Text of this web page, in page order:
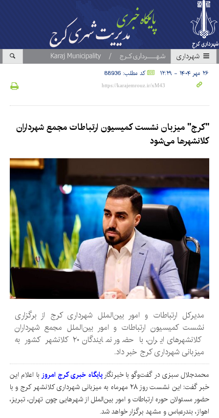
شهرداری
۲۶ مهر ۱۴۰۴ - ۱۲:۲۹ کد مطلب: 88936
"کرج" میزبان نشست کمیسیون ارتباطات مجمع شهرداران
کلانشهرها می‌شود
مدیرکل ارتباطات و امور بین‌الملل شهرداری کرج از برگزاری
نشست کمیسیون ارتباطات و امور بین‌الملل مجمع شهرداران
کلانشهرهای ایران، با حضور نمایندگان ۲۰ کلانشهر کشور به
میزبانی شهرداری کرج خبر داد.
محمدجلال سبزی در گفت‌وگو با خبرنگار پایگاه خبری کرج امروز با اعلام این
خبر گفت: این نشست روز ۲۸ مهرماه به میزبانی شهرداری کلانشهر کرج و با
حضور مسئولان حوره ارتباطات و امور بین‌الملل از شهرهایی چون تهران، تبریز،
اهواز، بندرعباس و مشهد برگزار خواهد شد.